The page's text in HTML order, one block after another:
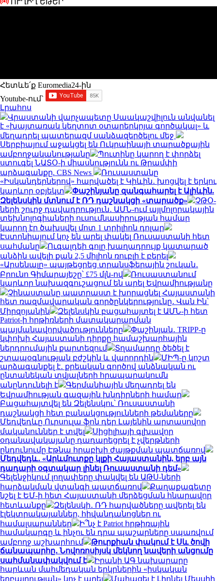
Հետևե՛ք Euromedia24-ին
Youtube-ում`
Լրահոս
Վրաստանի վարչապետը Սաակաշվիլուն անվանել
է «խայտառակ կեղտոտ օտարերկրյա գործակալ» և
մեղադրել պատերազմ սանձազերծելու մեջ
Սերբիայում աջակցել են Ուկրաինայի տարածքային
ամբողջականությանը
Պուտինը կարող է փորձել
ստուգել ՆԱՏՕ-ի միասնությունն ու Թրամփի
արձագանքը. CBS News
Ռուսաստանը
«Իսկանդերներով» հարվածել է Կիևին․ խոցվել է երկու
կարևոր օբյեկտ
Փաշինյանը զանգահարել է Ալիևին.
Զելենսկին մտնում է ՌԴ դաշնակցի «տարածք»
ՉԹՕ-
ների շուրջ դավադրություն․ ԱՄՆ-ում այլմոլորակային
տեխնոլոգիաների ուսումնասիրության համար
կարող էր ծախսվել մոտ 1 տրիլիոն դոլար
Էստոնիայում կոչ են արել փակել Ռուսաստանի հետ
սահմանը
Ուգալդեի գոլը խաղադրույք կատարած
անձին ավելի քան 2,5 միլիոն ռուբլի է բերել
«Արսենալը» պայթեցրեց տրանսֆերային շուկան․
Բրունո Գիմարայեշը՝ £75 մլն-ով
Ռուսաստանում
կարևոր նախազգուշացում են արել Եվրամիությանը
Չինաստանը պատրաստ է խորացնել Հայաստանի
հետ ռազմավարական գործընկերությունը․ Վան Ին՝
Միրզոյանին
Զելենսկին բացահայտել է ԱՄՆ-ի հետ
Patriot-ի հրթիռների մատակարարման
պայմանավորվածությունները
Փաշինյան․ TRIPP-ը
կփոխի Հայաստանի դիրքը համաշխարհային
ներդրումային քարտեզում
Տղամարդը ծեծել է
շտապօգնության բժշկին և վարորդին
ՄԻՊ-ը կոշտ
արձագանքել է․ քրեական գործով անձնական ու
ընտանեկան տվյալների հրապարակումն
անընդունելի է
Գերմանիային մեղադրել են
Եվրամիության գազային խնդիրների համար
Բացահայտվել են Զելենսկու՝ Ռուսաստանի
դաշնակցի հետ բանակցությունների թեմաները
Մեդվեդևը Ուրսուլա ֆոն դեր Լայենին արտասովոր
մականուններ է տվել
Սիցիլիայի գլխավոր
օդանավակայանը դադարեցրել է չվերթների
ընդունումը Էթնա հրաբխի ժայթքման պատճառով
Մեդվեդև․ «Արևմուտքը կլքի Հայաստանին, երբ այն
դադարի օգտակար լինել Ռուսաստանի դեմ»
Գելենջիկում լողափերը փակվել են ԱԹՍ-ների
հարձակման վտանգի պատճառով
Քաղաքագետը
նշել է ԵՄ-ի հետ Հայաստանի մերձեցման հնարավոր
հետևանքը
Զելենսկի․ ՌԴ հարվածները ավերել են
էլեկտրակայաններ, հիվանդանոցներ ու
համալսարաններ
Ի՞նչ է Patriot հրթիռային
համակարգը և ինչու են դրա պաշարները սպառվում
ամբողջ աշխարհում
Թուրքիան փակում է Սև ծովի
ճանապարհը․ Նովոռոսիյսկ մեկնող նավերի անցումը
սահմանափակվում է
Իրանի ԱԳ նախարարը
հարևան մահմեդական երկրներին «իսկական
եղբայրության» կոչ է արել
Մահացել է Լիոնել Մեսսիի